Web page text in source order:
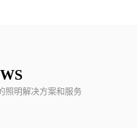
照明解决方案和服务